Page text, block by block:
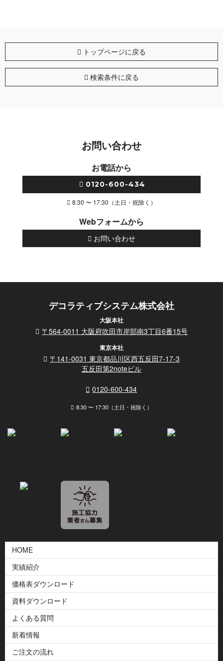
トップページに戻る
検索条件に戻る
お問い合わせ
お電話から
0120-600-434
8:30 〜 17:30（土日・祝除く）
Webフォームから
お問い合わせ
デコラティブシステム株式会社
大阪本社
〒564-0011 大阪府吹田市岸部南3丁目6番15号
東京本社
〒141-0031 東京都品川区西五反田7-17-3
五反田第2noteビル
0120-600-434
8:30 〜 17:30（土日・祝除く）
HOME
実績紹介
価格表ダウンロード
資料ダウンロード
よくある質問
新着情報
ご注文の流れ